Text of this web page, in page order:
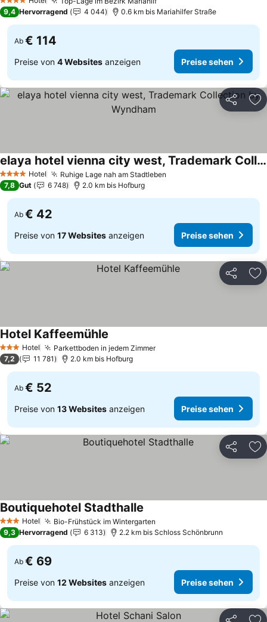
4 Sterne Preise sehen
9,4 Hervorragend 4 044 0.6 km bis Mariahilfer Straße
Ab € 114
Preise von 4 Websites anzeigen Preise sehen
Teilen
4 Sterne Hotel Ruhige Lage nah am Stadtleben
elaya hotel vienna city west, Trademark Collection by Wyndham
Preise sehen
7,8 Gut 6 748 2.0 km bis Hofburg
Ab € 42
Preise von 17 Websites anzeigen Preise sehen
Teilen
3 SterneHotel Parkettboden in jedem ZimmerPreise sehen
Hotel Kaffeemühle
7,2 11 781 2.0 km bis Hofburg
Ab € 52
Preise von 13 Websites anzeigen Preise sehen
Teilen
3 SterneHotel Bio-Frühstück im Wintergarten
Boutiquehotel Stadthalle
9,3 Hervorragend 6 313 2.2 km bis Schloss Schönbrunn
Ab € 69
Preise von 12 Websites anzeigen Preise sehen